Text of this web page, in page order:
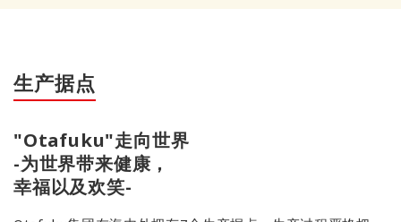
生产据点
"Otafuku"走向世界
-为世界带来健康，
幸福以及欢笑-